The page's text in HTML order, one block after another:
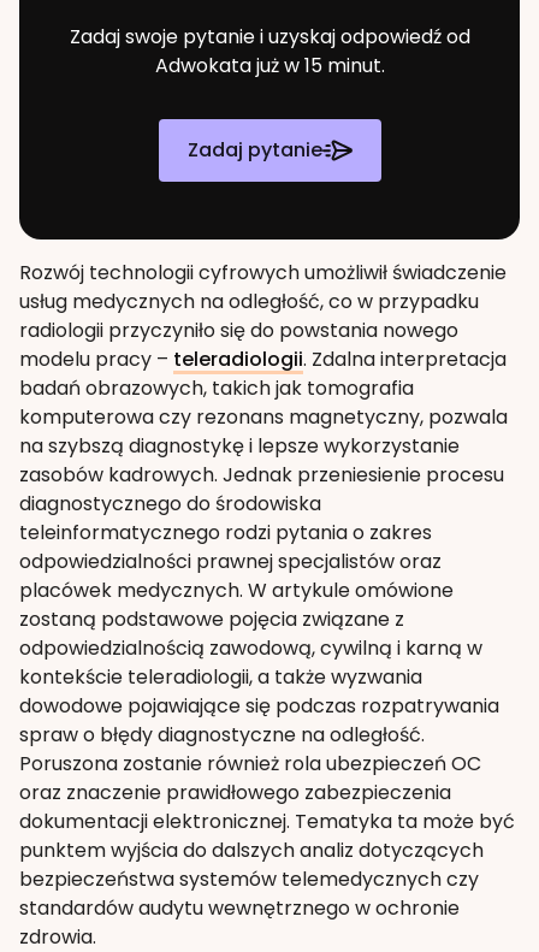
Zadaj swoje pytanie i uzyskaj odpowiedź od
Adwokata już w 15 minut.
Zadaj pytanie
Rozwój technologii cyfrowych umożliwił świadczenie
usług medycznych na odległość, co w przypadku
radiologii przyczyniło się do powstania nowego
modelu pracy – teleradiologii. Zdalna interpretacja
badań obrazowych, takich jak tomografia
komputerowa czy rezonans magnetyczny, pozwala
na szybszą diagnostykę i lepsze wykorzystanie
zasobów kadrowych. Jednak przeniesienie procesu
diagnostycznego do środowiska
teleinformatycznego rodzi pytania o zakres
odpowiedzialności prawnej specjalistów oraz
placówek medycznych. W artykule omówione
zostaną podstawowe pojęcia związane z
odpowiedzialnością zawodową, cywilną i karną w
kontekście teleradiologii, a także wyzwania
dowodowe pojawiające się podczas rozpatrywania
spraw o błędy diagnostyczne na odległość.
Poruszona zostanie również rola ubezpieczeń OC
oraz znaczenie prawidłowego zabezpieczenia
dokumentacji elektronicznej. Tematyka ta może być
punktem wyjścia do dalszych analiz dotyczących
bezpieczeństwa systemów telemedycznych czy
standardów audytu wewnętrznego w ochronie
zdrowia.